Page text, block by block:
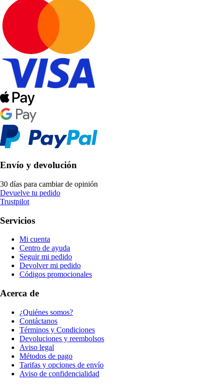
Envío y devolución
30 días para cambiar de opinión
Devuelve tu pedido
Trustpilot
Servicios
Mi cuenta
Centro de ayuda
Seguir mi pedido
Devolver mi pedido
Códigos promocionales
Acerca de
¿Quiénes somos?
Contáctanos
Términos y Condiciones
Devoluciones y reembolsos
Aviso legal
Métodos de pago
Tarifas y opciones de envío
Aviso de confidencialidad